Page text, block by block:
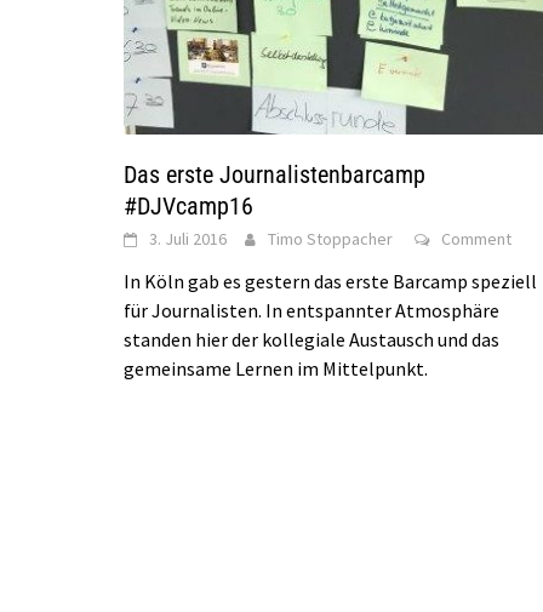
Das erste Journalistenbarcamp
#DJVcamp16
3. Juli 2016 Timo Stoppacher Comment
In Köln gab es gestern das erste Barcamp speziell
für Journalisten. In entspannter Atmosphäre
standen hier der kollegiale Austausch und das
gemeinsame Lernen im Mittelpunkt.